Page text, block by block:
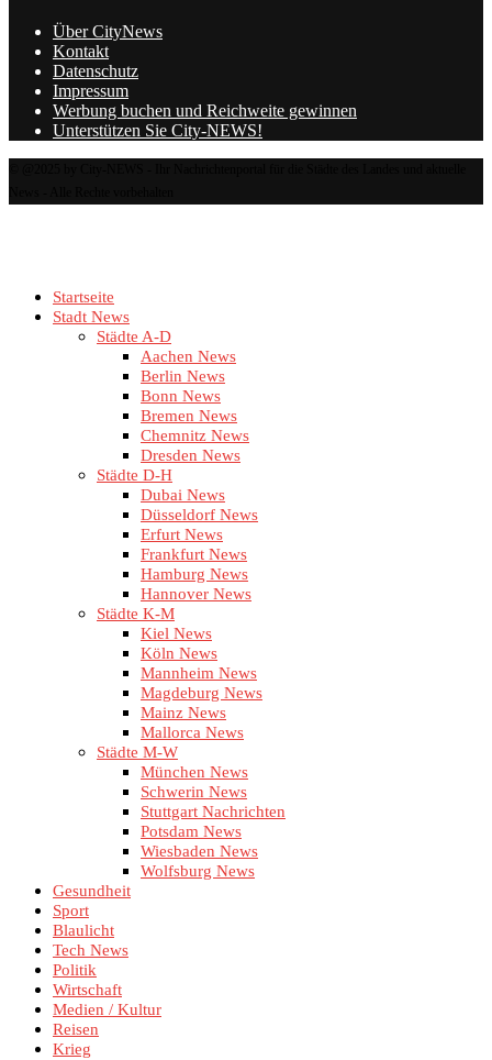
Über CityNews
Kontakt
Datenschutz
Impressum
Werbung buchen und Reichweite gewinnen
Unterstützen Sie City-NEWS!
Startseite
Stadt News
Städte A-D
Aachen News
Berlin News
Bonn News
Bremen News
Chemnitz News
Dresden News
Städte D-H
Dubai News
Düsseldorf News
Erfurt News
Frankfurt News
Hamburg News
Hannover News
Städte K-M
Kiel News
Köln News
Mannheim News
Magdeburg News
Mainz News
Mallorca News
Städte M-W
München News
Schwerin News
Stuttgart Nachrichten
Potsdam News
Wiesbaden News
Wolfsburg News
Gesundheit
Sport
Blaulicht
Tech News
Politik
Wirtschaft
Medien / Kultur
Reisen
Krieg